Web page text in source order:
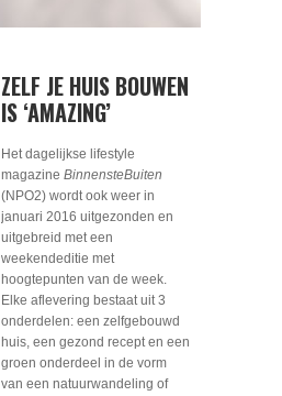
ZELF JE HUIS BOUWEN
IS ‘AMAZING’
Het dagelijkse lifestyle
magazine BinnensteBuiten
(NPO2) wordt ook weer in
januari 2016 uitgezonden en
uitgebreid met een
weekendeditie met
hoogtepunten van de week.
Elke aflevering bestaat uit 3
onderdelen: een zelfgebouwd
huis, een gezond recept en een
groen onderdeel in de vorm
van een natuurwandeling of